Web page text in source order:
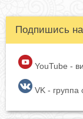
Подпишись
YouTube -
VK -